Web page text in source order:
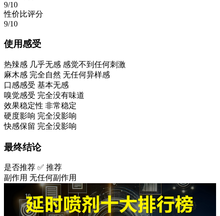
9/10
性价比评分
9/10
使用感受
热辣感 几乎无感 感觉不到任何刺激
麻木感 完全自然 无任何异样感
口感感受 基本无感
嗅觉感受 完全没有味道
效果稳定性 非常稳定
硬度影响 完全没影响
快感保留 完全没影响
最终结论
是否推荐 ✅ 推荐
副作用 无任何副作用